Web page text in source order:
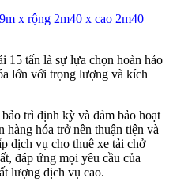
x rộng 2m40 x cao 2m40
15 tấn là sự lựa chọn hoàn hảo
lớn với trọng lượng và kích
trì định kỳ và đảm bảo hoạt
hóa trở nên thuận tiện và
dịch vụ cho thuê xe tải chở
đáp ứng mọi yêu cầu của
lượng dịch vụ cao.